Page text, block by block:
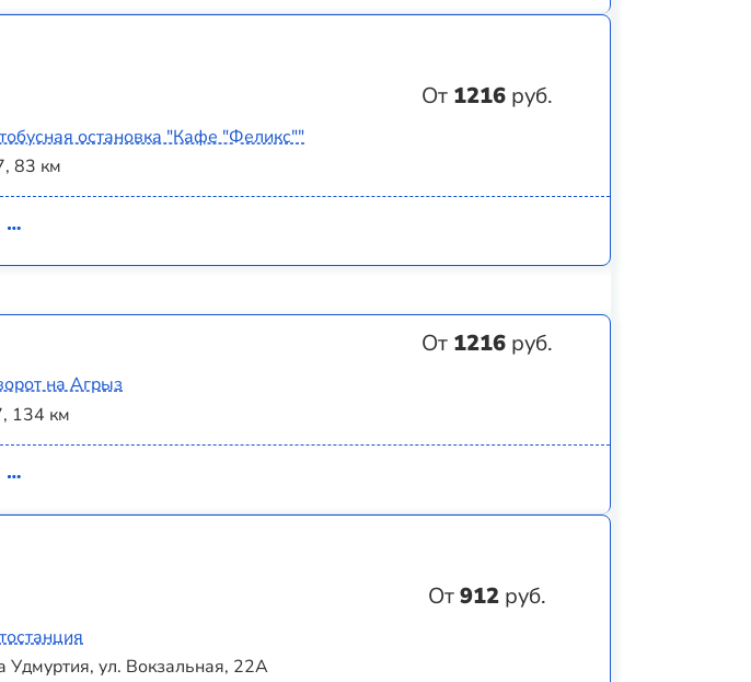
От 1216 руб.
остановка "Кафе "Феликс""
83 км
От 1216 руб.
на Агрыз
134 км
От912 руб.
Удмуртия, ул. Вокзальная, 22А